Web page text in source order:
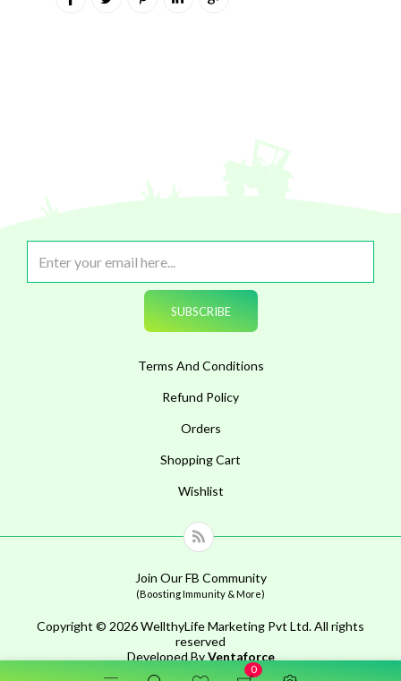
0
Terms And Conditions
Refund Policy
Orders
Shopping Cart
Wishlist
Join Our FB Community
(Boosting Immunity & More)
Copyright © 2026 WellthyLife Marketing Pvt Ltd. All rights
reserved
Developed ByVentaforce